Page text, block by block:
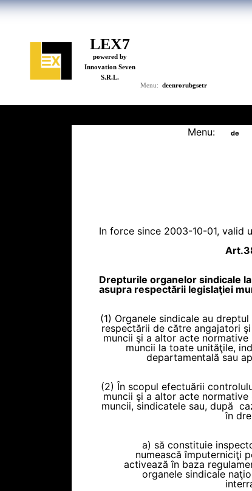
LEX7
powered by
Innovation Seven
S.R.L.
Menu: deenrorubgsetr
Menu: de
In force since 2003-10-01, valid
Art.
Drepturile organelor sindicale
asupra respectării legislaţiei
(1) Organele sindicale au
respectării de către angajatori
muncii şi a altor acte
muncii la toate unităţile,
departamentală sau
(2) În scopul efectuării
muncii şi a altor acte
muncii, sindicatele sau, după
în
a) să constituie
numească împuterniciţi
activează în baza
organele sindicale